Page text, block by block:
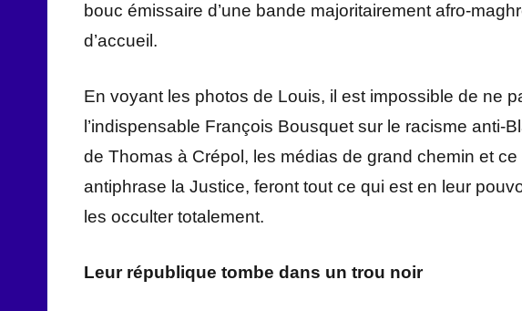
bouc émissaire d’une bande majoritairement afro-
d’accueil.
En voyant les photos de Louis, il est impossible de ne
l’indispensable François Bousquet sur le racisme anti-
de Thomas à Crépol, les médias de grand chemin et ce
antiphrase la Justice, feront tout ce qui est en leur
les occulter totalement.
Leur république tombe dans un trou noir